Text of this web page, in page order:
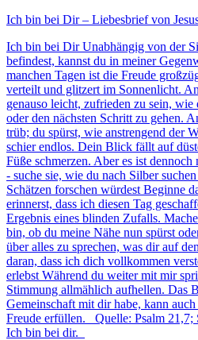
Ich bin bei Dir – Liebesbrief von
Ich bin bei Dir Unabhängig von der
befindest, kannst du in meiner
manchen Tagen ist die Freude
verteilt und glitzert im Sonnenlicht.
genauso leicht, zufrieden zu sein,
oder den nächsten Schritt zu gehen.
trüb; du spürst, wie anstrengend der
schier endlos. Dein Blick fällt auf
Füße schmerzen. Aber es ist
- suche sie, wie du nach Silber
Schätzen forschen würdest Beginne
erinnerst, dass ich diesen Tag
Ergebnis eines blinden Zufalls.
bin, ob du meine Nähe nun spürst
über alles zu sprechen, was dir auf
daran, dass ich dich vollkommen
erlebst Während du weiter mit mir
Stimmung allmählich aufhellen. Das
Gemeinschaft mit dir habe, kann
Freude erfüllen. Quelle: Psalm 21,7;
Ich bin bei dir.